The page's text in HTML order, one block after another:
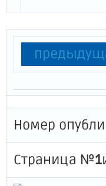
Номер
Страница №1